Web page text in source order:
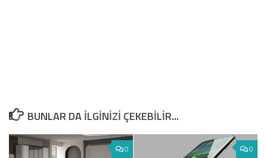
BUNLAR DA ILGINIZI ÇEKEBILIR...
0 0